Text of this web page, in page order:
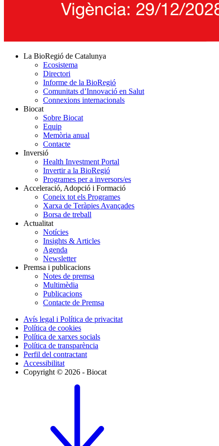
La BioRegió de Catalunya
Ecosistema
Directori
Informe de la BioRegió
Comunitats d’Innovació en Salut
Connexions internacionals
Biocat
Sobre Biocat
Equip
Memòria anual
Contacte
Inversió
Health Investment Portal
Invertir a la BioRegió
Programes per a inversors/es
Acceleració, Adopció i Formació
Coneix tot els Programes
Xarxa de Teràpies Avançades
Borsa de treball
Actualitat
Notícies
Insights & Articles
Agenda
Newsletter
Premsa i publicacions
Notes de premsa
Multimèdia
Publicacions
Contacte de Premsa
Avís legal i Política de privacitat
Política de cookies
Política de xarxes socials
Política de transparència
Perfil del contractant
Accessibilitat
Copyright © 2026 - Biocat